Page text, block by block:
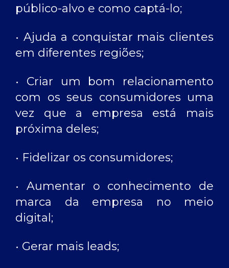
público-alvo e como captá-lo;
• Ajuda a conquistar mais clientes
em diferentes regiões;
• Criar um bom relacionamento
com os seus consumidores uma
vez que a empresa está mais
próxima deles;
• Fidelizar os consumidores;
• Aumentar o conhecimento de
marca da empresa no meio
digital;
• Gerar mais leads;